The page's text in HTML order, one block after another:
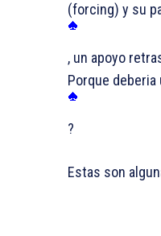
(forcing) y su
, un apoyo
Porque
?
Estas son